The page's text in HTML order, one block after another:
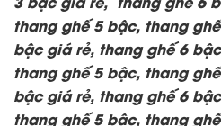
thang ghế 5 bậc, thang
bậc giá rẻ, thang ghế 6
thang ghế 5 bậc, thang
bậc giá rẻ, thang ghế 6
thang ghế 5 bậc, thang